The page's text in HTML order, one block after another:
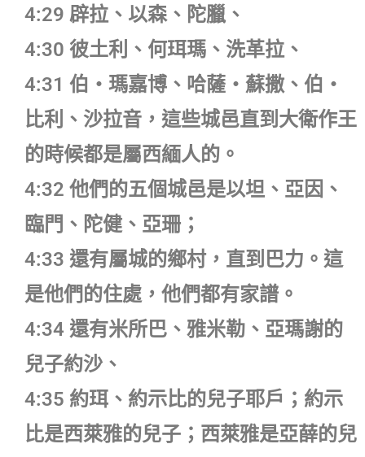
4:29 辟拉、以森、陀臘、
4:30 彼土利、何珥瑪、洗革拉、
4:31 伯‧瑪嘉博、哈薩‧蘇撒、伯‧
比利、沙拉音，這些城邑直到大衛作王
的時候都是屬西緬人的。
4:32 他們的五個城邑是以坦、亞因、
臨門、陀健、亞珊；
4:33 還有屬城的鄉村，直到巴力。這
是他們的住處，他們都有家譜。
4:34 還有米所巴、雅米勒、亞瑪謝的
兒子約沙、
4:35 約珥、約示比的兒子耶戶；約示
比是西萊雅的兒子；西萊雅是亞薛的兒